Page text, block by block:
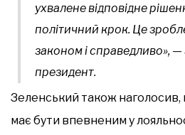
ухвалене відповідне
політичний крок. Це
законом і справедливо», —
президент.
Зеленський також
має бути впевненим у